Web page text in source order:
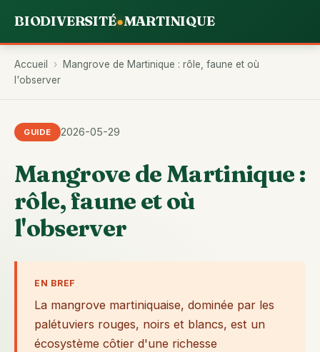
BIODIVERSITÉ●MARTINIQUE
Accueil ›
Mangrove de Martinique : rôle, faune et où
l'observer
GUIDE 2026-05-29
Mangrove de Martinique :
rôle, faune et où
l'observer
EN BREF
La mangrove martiniquaise, dominée par les
palétuviers rouges, noirs et blancs, est un
écosystème côtier d'une richesse